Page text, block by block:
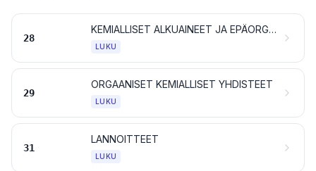
28
KEMIALLISET ALKUAINEET JA EPÄORGAANISET YHDISTEET; JALOMETALLIEN, HARVINAISTEN MAAMETALLIEN, RADIOAKTIIVISTEN ALKUAINEIDEN JA ISOTOOPPIEN ORGAANISET JA EPÄORGAANISET YHDISTEET
LUKU
29
ORGAANISET KEMIALLISET YHDISTEET
LUKU
31
LANNOITTEET
LUKU